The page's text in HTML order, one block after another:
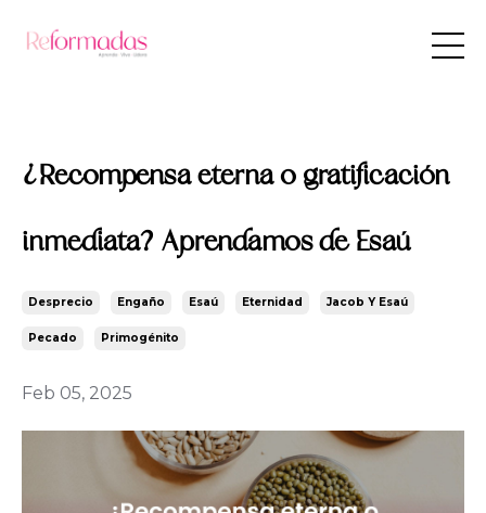
¿Recompensa eterna o gratificación
inmediata? Aprendamos de Esaú
Desprecio Engaño Esaú Eternidad Jacob Y Esaú
Pecado Primogénito
Feb 05, 2025